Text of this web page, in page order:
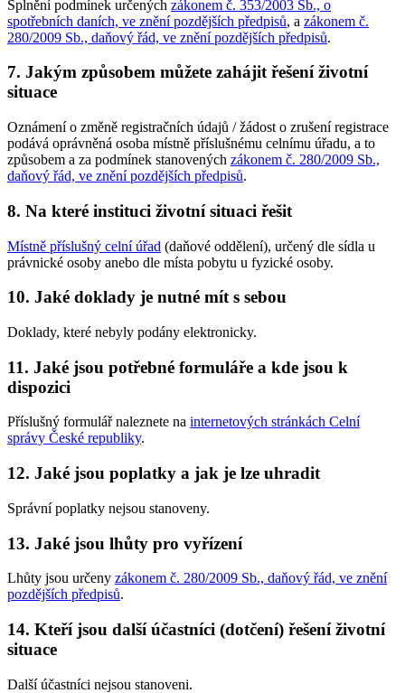
Splnění podmínek určených zákonem č. 353/2003 Sb., o
spotřebních daních, ve znění pozdějších předpisů, a zákonem č.
280/2009 Sb., daňový řád, ve znění pozdějších předpisů.
7. Jakým způsobem můžete zahájit řešení životní
situace
Oznámení o změně registračních údajů / žádost o zrušení registrace
podává oprávněná osoba místně příslušnému celnímu úřadu, a to
způsobem a za podmínek stanovených zákonem č. 280/2009 Sb.,
daňový řád, ve znění pozdějších předpisů.
8. Na které instituci životní situaci řešit
Místně příslušný celní úřad (daňové oddělení), určený dle sídla u
právnické osoby anebo dle místa pobytu u fyzické osoby.
10. Jaké doklady je nutné mít s sebou
Doklady, které nebyly podány elektronicky.
11. Jaké jsou potřebné formuláře a kde jsou k
dispozici
Příslušný formulář naleznete na internetových stránkách Celní
správy České republiky.
12. Jaké jsou poplatky a jak je lze uhradit
Správní poplatky nejsou stanoveny.
13. Jaké jsou lhůty pro vyřízení
Lhůty jsou určeny zákonem č. 280/2009 Sb., daňový řád, ve znění
pozdějších předpisů.
14. Kteří jsou další účastníci (dotčení) řešení životní
situace
Další účastníci nejsou stanoveni.